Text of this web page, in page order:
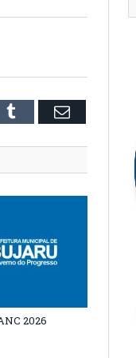
Tumblr Email
2026